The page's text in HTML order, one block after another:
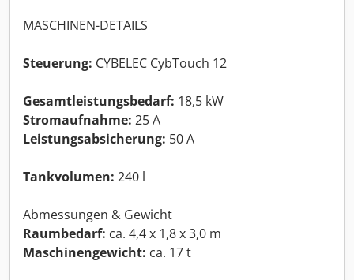
MASCHINEN-DETAILS
Steuerung: CYBELEC CybTouch 12
Gesamtleistungsbedarf: 18,5 kW
Stromaufnahme: 25 A
Leistungsabsicherung: 50 A
Tankvolumen: 240 l
Abmessungen & Gewicht
Raumbedarf: ca. 4,4 x 1,8 x 3,0 m
Maschinengewicht: ca. 17 t